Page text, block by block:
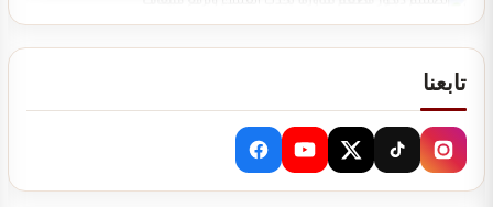
تصميم ديكور مطعم شاورما يجذب العملاء ويرفع…
تابعنا